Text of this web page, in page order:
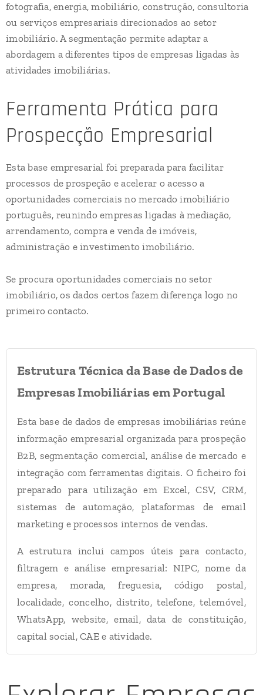
fotografia, energia, mobiliário, construção, consultoria
ou serviços empresariais direcionados ao setor
imobiliário. A segmentação permite adaptar a
abordagem a diferentes tipos de empresas ligadas às
atividades imobiliárias.
Ferramenta Prática para
Prospecção Empresarial
Esta base empresarial foi preparada para facilitar
processos de prospeção e acelerar o acesso a
oportunidades comerciais no mercado imobiliário
português, reunindo empresas ligadas à mediação,
arrendamento, compra e venda de imóveis,
administração e investimento imobiliário.
Se procura oportunidades comerciais no setor
imobiliário, os dados certos fazem diferença logo no
primeiro contacto.
Estrutura Técnica da Base de Dados de
Empresas Imobiliárias em Portugal
Esta base de dados de empresas imobiliárias reúne
informação empresarial organizada para prospeção
B2B, segmentação comercial, análise de mercado e
integração com ferramentas digitais. O ficheiro foi
preparado para utilização em Excel, CSV, CRM,
sistemas de automação, plataformas de email
marketing e processos internos de vendas.
A estrutura inclui campos úteis para contacto,
filtragem e análise empresarial: NIPC, nome da
empresa, morada, freguesia, código postal,
localidade, concelho, distrito, telefone, telemóvel,
WhatsApp, website, email, data de constituição,
capital social, CAE e atividade.
22.378 empresas imobiliárias em Portugal